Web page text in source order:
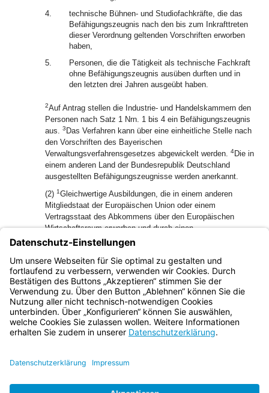
4.
technische Bühnen- und Studiofachkräfte, die das
Befähigungszeugnis nach den bis zum Inkrafttreten
dieser Verordnung geltenden Vorschriften erworben
haben,
5.
Personen, die die Tätigkeit als technische Fachkraft
ohne Befähigungszeugnis ausüben durften und in
den letzten drei Jahren ausgeübt haben.
2Auf Antrag stellen die Industrie- und Handelskammern den
Personen nach Satz 1 Nrn. 1 bis 4 ein Befähigungszeugnis
aus. 3 Das Verfahren kann über eine einheitliche Stelle nach
den Vorschriften des Bayerischen
Verwaltungsverfahrensgesetzes abgewickelt werden. 4Die in
einem anderen Land der Bundesrepublik Deutschland
ausgestellten Befähigungszeugnisse werden anerkannt.
(2) 1Gleichwertige Ausbildungen, die in einem anderen
Mitgliedstaat der Europäischen Union oder einem
Vertragsstaat des Abkommens über den Europäischen
Wirtschaftsraum erworben und durch einen
Ausbildungsnachweis belegt werden, sind entsprechend den
europäischen Richtlinien zur Anerkennung von
Berufsqualifikationen den in Abs. 1 genannten Ausbildungen
gleichgestellt.2Abs. 1 Sätze 2 bis 4 gelten entsprechend.
Bayern.de
BayernPortal
Impressum